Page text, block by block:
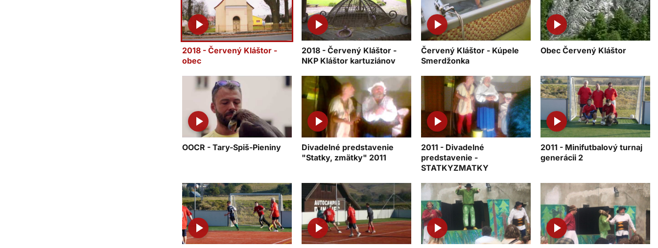
2018 - Červený Kláštor -
obec
2018 - Červený Kláštor -
NKP Kláštor kartuziánov
Červený Kláštor - Kúpele
Smerdžonka
Obec Červený Kláštor
OOCR - Tary-Spiš-Pieniny
Divadelné predstavenie
"Statky, zmätky" 2011
2011 - Divadelné
predstavenie -
STATKYZMATKY
2011 - Minifutbalový turnaj
generácii 2